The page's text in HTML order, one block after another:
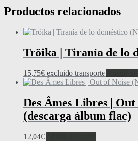
Productos relacionados
Tröika | Tiranía de lo
15,75€ excluido transporte
Des Âmes Libres | Out
(descarga álbum flac)
12,04€